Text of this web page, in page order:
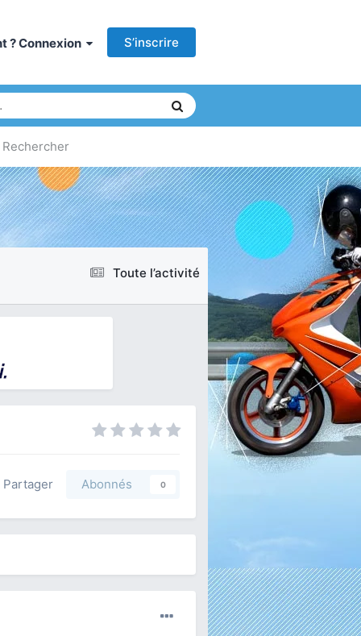
? Connexion S’inscrire
Rechercher
Toute l’activité
Abonnés 0